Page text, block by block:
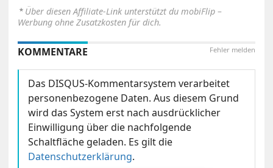
⋆ Über diesen Affiliate-Link unterstützt du mobiFlip –
Werbung ohne Zusatzkosten für dich.
Fehler melden
KOMMENTARE
Das DISQUS-Kommentarsystem verarbeitet
personenbezogene Daten. Aus diesem Grund
wird das System erst nach ausdrücklicher
Einwilligung über die nachfolgende
Schaltfläche geladen. Es gilt die
Datenschutzerklärung.